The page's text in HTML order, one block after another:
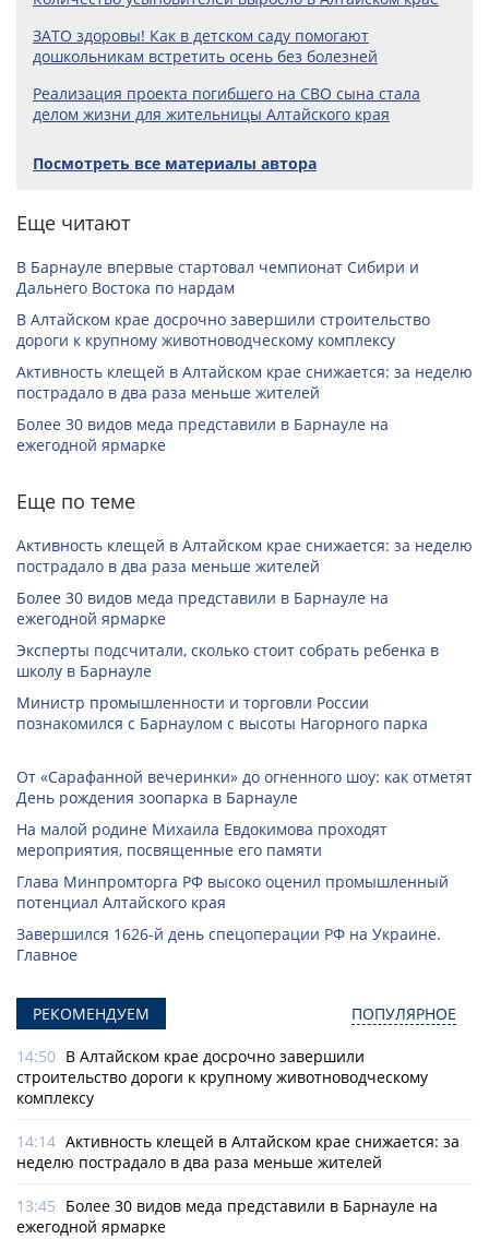
ЗАТО здоровы! Как в детском саду помогают
дошкольникам встретить осень без болезней
Реализация проекта погибшего на СВО сына стала
делом жизни для жительницы Алтайского края
Посмотреть все материалы автора
Еще читают
В Барнауле впервые стартовал чемпионат Сибири и
Дальнего Востока по нардам
В Алтайском крае досрочно завершили строительство
дороги к крупному животноводческому комплексу
Активность клещей в Алтайском крае снижается: за неделю
пострадало в два раза меньше жителей
Более 30 видов меда представили в Барнауле на
ежегодной ярмарке
Еще по теме
Активность клещей в Алтайском крае снижается: за неделю
пострадало в два раза меньше жителей
Более 30 видов меда представили в Барнауле на
ежегодной ярмарке
Эксперты подсчитали, сколько стоит собрать ребенка в
школу в Барнауле
Министр промышленности и торговли России
познакомился с Барнаулом с высоты Нагорного парка
От «Сарафанной вечеринки» до огненного шоу: как отметят
День рождения зоопарка в Барнауле
На малой родине Михаила Евдокимова проходят
мероприятия, посвященные его памяти
Глава Минпромторга РФ высоко оценил промышленный
потенциал Алтайского края
Завершился 1626-й день спецоперации РФ на Украине.
Главное
РЕКОМЕНДУЕМ ПОПУЛЯРНОЕ
14:50 В Алтайском крае досрочно завершили
строительство дороги к крупному животноводческому
комплексу
14:14 Активность клещей в Алтайском крае снижается: за
неделю пострадало в два раза меньше жителей
13:45 Более 30 видов меда представили в Барнауле на
ежегодной ярмарке